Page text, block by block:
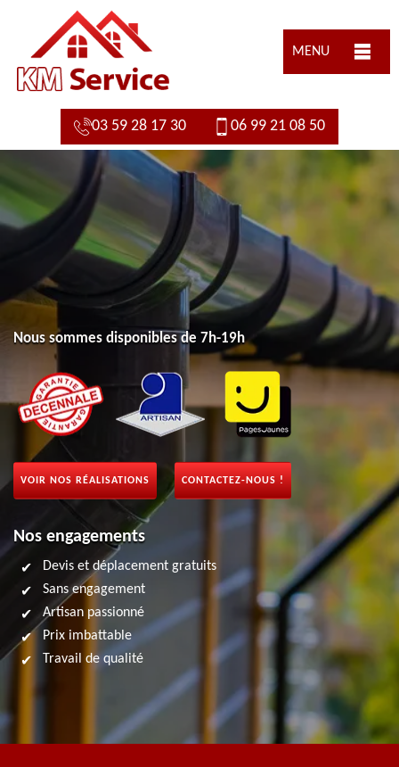
MENU
03 59 28 17 30 06 99 21 08 50
Nous sommes disponibles de 7h-19h
VOIR NOS RÉALISATIONS CONTACTEZ-NOUS !
Nos engagements
Devis et déplacement gratuits
Sans engagement
Artisan passionné
Prix imbattable
Travail de qualité